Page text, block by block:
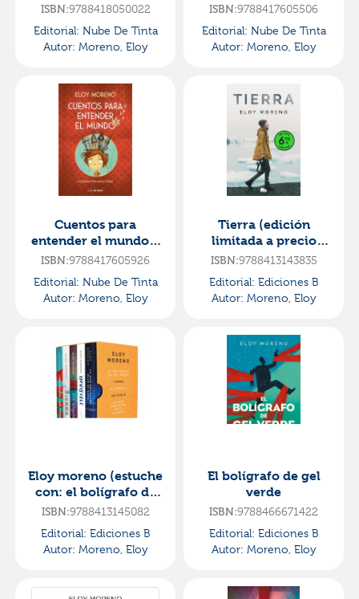
dos)
ISBN:9788418050022
Editorial: Nube De Tinta
Autor: Moreno, Eloy
ISBN:9788417605506
Editorial: Nube De Tinta
Autor: Moreno, Eloy
Cuentos para
entender el mundo 2
(edición ilustrada
ISBN:9788417605926
Editorial: Nube De Tinta
Autor: Moreno, Eloy
Tierra (edición
limitada a precio
especial)
ISBN:9788413143835
Editorial: Ediciones B
Autor: Moreno, Eloy
Eloy moreno (estuche
con: el bolígrafo de
gel verde | tierra | el
ISBN:9788413145082
Editorial: Ediciones B
Autor: Moreno, Eloy
El bolígrafo de gel
verde
ISBN:9788466671422
Editorial: Ediciones B
Autor: Moreno, Eloy